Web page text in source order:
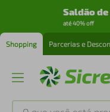
Saldão
até 40% off
Shopping Parcerias e
O que você está